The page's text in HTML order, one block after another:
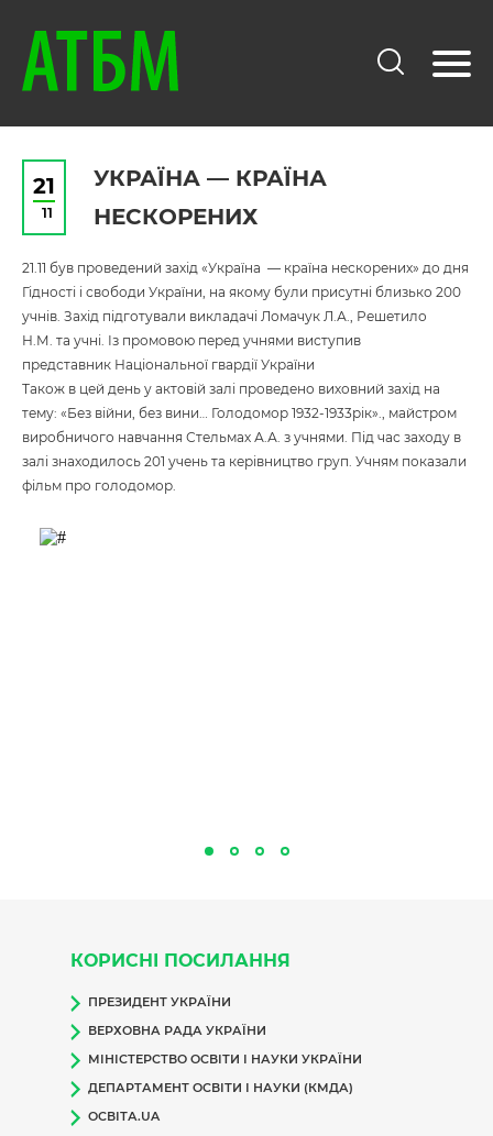
21
11
УКРАЇНА — КРАЇНА
НЕСКОРЕНИХ
21.11 був проведений захід «Україна — країна нескорених» до дня
Гідності і свободи України, на якому були присутні близько 200
учнів. Захід підготували викладачі Ломачук Л.А., Решетило
Н.М. та учні. Із промовою перед учнями виступив
представник Національної гвардії України
Також в цей день у актовій залі проведено виховний захід на
тему: «Без війни, без вини… Голодомор 1932-1933рік»., майстром
виробничого навчання Стельмах А.А. з учнями. Під час заходу в
залі знаходилось 201 учень та керівництво груп. Учням показали
фільм про голодомор.
КОРИСНІ ПОСИЛАННЯ
ПРЕЗИДЕНТ УКРАЇНИ
ВЕРХОВНА РАДА УКРАЇНИ
МІНІСТЕРСТВО ОСВІТИ І НАУКИ УКРАЇНИ
ДЕПАРТАМЕНТ ОСВІТИ І НАУКИ (КМДА)
ОСВІТА.UA